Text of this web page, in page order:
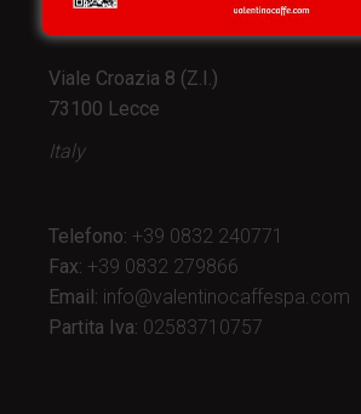
e produzione:
Viale Croazia 8 (Z.I.)
73100 Lecce
Italy
Telefono: +39 0832 240771
Fax: +39 0832 279866
Email: info@valentinocaffespa.com
Partita Iva: 02583710757